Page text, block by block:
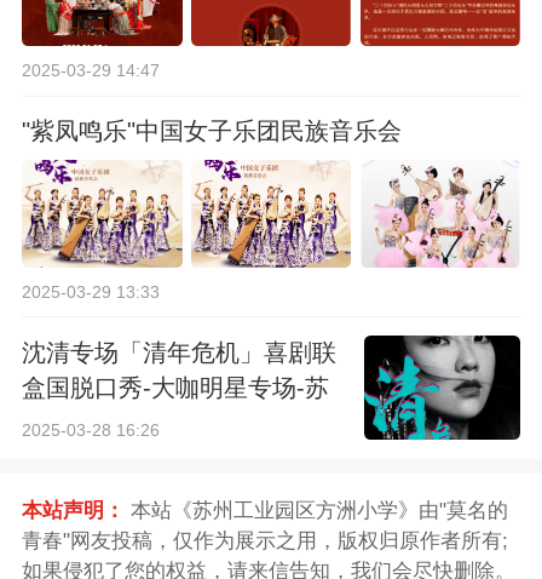
2025-03-29 14:47
"紫凤鸣乐"中国女子乐团民族音乐会
2025-03-29 13:33
沈清专场「清年危机」喜剧联
盒国脱口秀-大咖明星专场-苏
州站
2025-03-28 16:26
本站声明： 本站《苏州工业园区方洲小学》由"莫名的
青春"网友投稿，仅作为展示之用，版权归原作者所有;
如果侵犯了您的权益，请来信告知，我们会尽快删除。